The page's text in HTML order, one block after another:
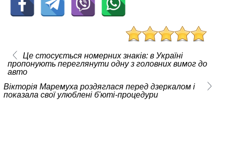
Це стосується номерних знаків: в Україні
пропонують переглянути одну з головних вимог до
авто
Вікторія Маремуха роздяглася перед дзеркалом і
показала свої улюблені б'юті-процедури